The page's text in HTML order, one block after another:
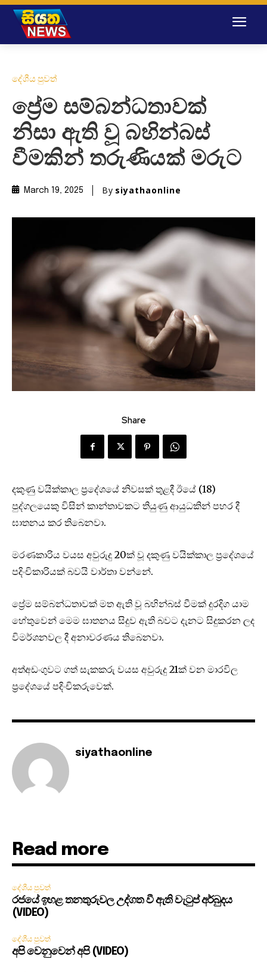
දේශීය පුවත්
ප්‍රේම සම්බන්ධතාවක්
නිසා ඇති වූ බහින්බස්
වීමකින් තරුණියක් මරුට
March 19, 2025 By siyathaonline
Share
දකුණු වයික්කාල ප්‍රදේශයේ නිවසක් තුළදී ඊයේ (18)
පුද්ගලයෙකු විසින් කාන්තාවකට තියුණු ආයුධකින් පහර දී
ඝාතනය කර තිබෙනවා.
මරණකාරිය වයස අවුරුදු 20ක් වූ දකුණු වයික්කාල ප්‍රදේශයේ
පදිංචිකාරියක් බවයි වාර්තා වන්නේ.
ප්‍රේම සම්බන්ධතාවක් මත ඇති වූ බහින්බස් වීමක් දුරදිග යාම
හේතුවෙන් මෙම ඝාතනය සිදුව ඇති බවට දැනට සිදුකරන ලද
විමර්ශනවල දී අනාවරණය තිබෙනවා.
අත්අඩංගුවට ගත් සැකකරු වයස අවුරුදු 21ක් වන මාරවිල
ප්‍රදේශයේ පදිංචිකරුවෙක්.
siyathaonline
Read more
දේශීය පුවත්
රජයේ ඉහළ තනතුරුවල උද්ගත වී ඇති වැටුප් අර්බුදය
(VIDEO)
දේශීය පුවත්
අපි වෙනුවෙන් අපි (VIDEO)